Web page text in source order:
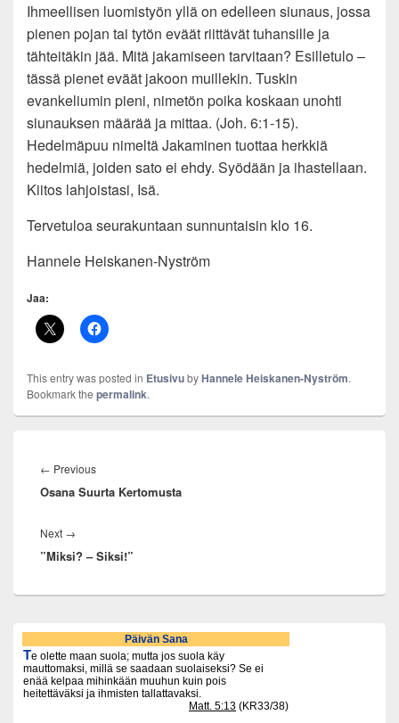
Ihmeellisen luomistyön yllä on edelleen siunaus, jossa
pienen pojan tai tytön eväät riittävät tuhansille ja
tähteitäkin jää. Mitä jakamiseen tarvitaan? Esilletulo –
tässä pienet eväät jakoon muillekin. Tuskin
evankeliumin pieni, nimetön poika koskaan unohti
siunauksen määrää ja mittaa. (Joh. 6:1-15).
Hedelmäpuu nimeltä Jakaminen tuottaa herkkiä
hedelmiä, joiden sato ei ehdy. Syödään ja ihastellaan.
Kiitos lahjoistasi, Isä.
Tervetuloa seurakuntaan sunnuntaisin klo 16.
Hannele Heiskanen-Nyström
Jaa:
This entry was posted in EtusivubyHannele Heiskanen-Nyström.
Bookmark the permalink.
selaus
← PreviousPrevious
post:
Osana Suurta Kertomusta
Next →
post:
”Miksi? – Siksi!”
Primary
Sidebar
Widget
Area